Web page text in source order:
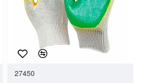
27450